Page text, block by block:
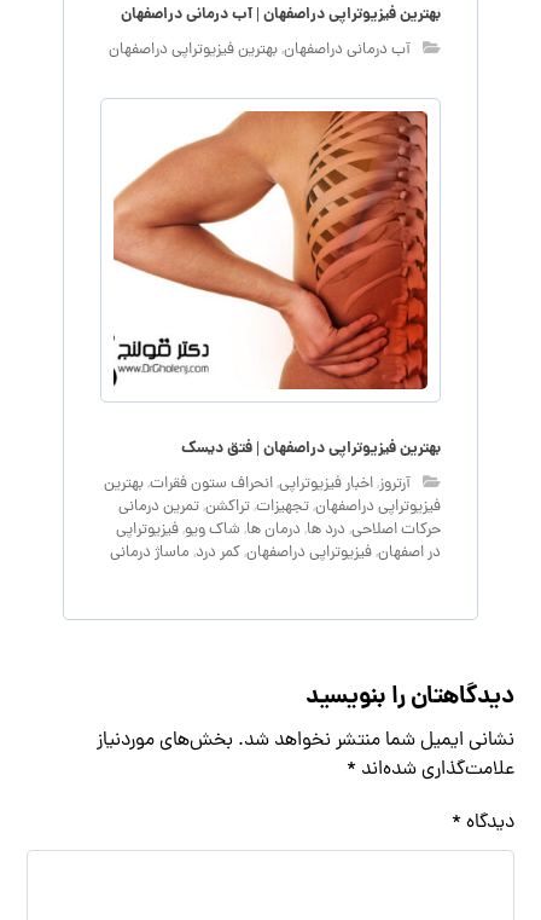
بهترین فیزیوتراپی دراصفهان | آب درمانی دراصفهان
آب درمانی دراصفهان,بهترین فیزیوتراپی دراصفهان
بهترین فیزیوتراپی دراصفهان | فتق دیسک
آرتروز,اخبار فیزیوتراپی,انحراف ستون فقرات,بهترین
فیزیوتراپی دراصفهان,تجهیزات,تراکشن,تمرین درمانی
حرکات اصلاحی, درد ها, درمان ها, شاک ویو,فیزیوتراپی
در اصفهان,فیزیوتراپی دراصفهان,کمر درد, ماساژ درمانی
دیدگاهتان را بنویسید
نشانی ایمیل شما منتشر نخواهد شد. بخش‌های موردنیاز
علامت‌گذاری شده‌اند *
دیدگاه *